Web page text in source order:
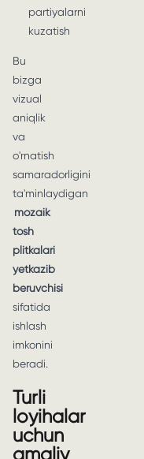
partiyalarni
kuzatish
Bu
bizga
vizual
aniqlik
va
o'rnatish
samaradorligini
ta'minlaydigan
mozaik
tosh
plitkalari
yetkazib
beruvchisi
sifatida
ishlash
imkonini
beradi.
Turli
loyihalar
uchun
amaliy